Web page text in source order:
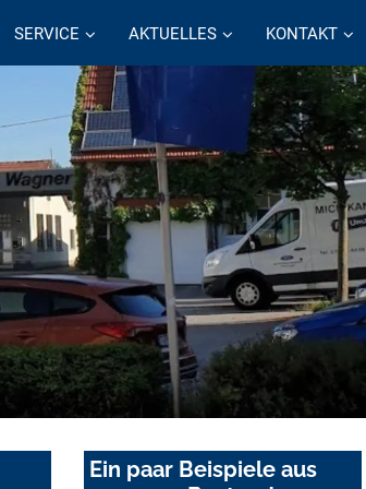
SERVICE AKTUELLES KONTAKT
Ein paar Beispiele aus